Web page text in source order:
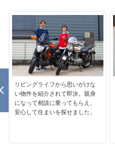
リビングライフから思いがけな
い物件を紹介されて即決。親身
になって相談に乗ってもらえ、
安心して住まいを探せました。